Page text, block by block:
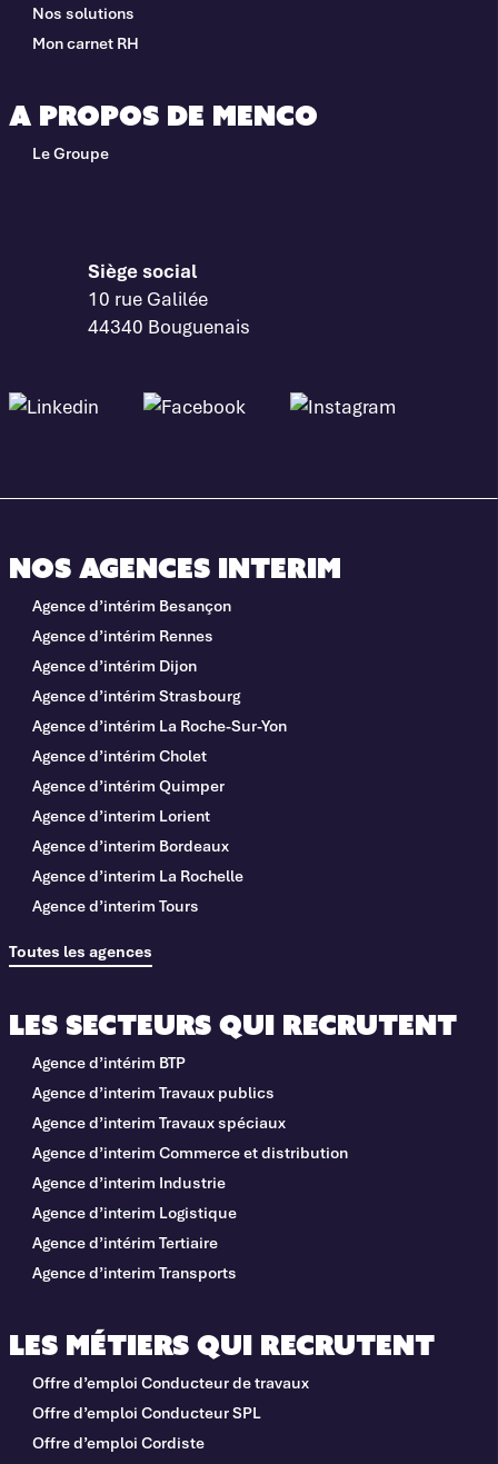
Nos solutions
Mon carnet RH
A propos de Menco
Le Groupe
Siège social
10 rue Galilée
44340 Bouguenais
Nos agences interim
Agence d’intérim Besançon
Agence d’intérim Rennes
Agence d’intérim Dijon
Agence d’intérim Strasbourg
Agence d’intérim La Roche-Sur-Yon
Agence d’intérim Cholet
Agence d’intérim Quimper
Agence d’interim Lorient
Agence d’interim Bordeaux
Agence d’interim La Rochelle
Agence d’interim Tours
Toutes les agences
Les métiers qui recrutent
Offre d’emploi Conducteur de travaux
Offre d’emploi Conducteur SPL
Offre d’emploi Cordiste
Les secteurs qui recrutent
Agence d’intérim BTP
Agence d’interim Travaux publics
Agence d’interim Travaux spéciaux
Agence d’interim Commerce et distribution
Agence d’interim Industrie
Agence d’interim Logistique
Agence d’intérim Tertiaire
Agence d’interim Transports